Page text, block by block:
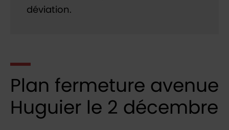
déviation.
Plan fermeture avenue
Huguier le 2 décembre